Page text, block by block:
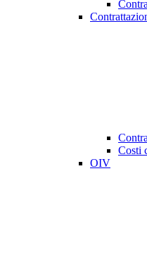
Costi
OIV